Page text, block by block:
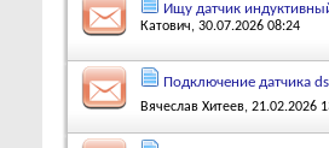
Ищу датчик
Катович, 30.07.2026 08:24
Подключение датчика
Вячеслав Хитеев, 21.02.2026